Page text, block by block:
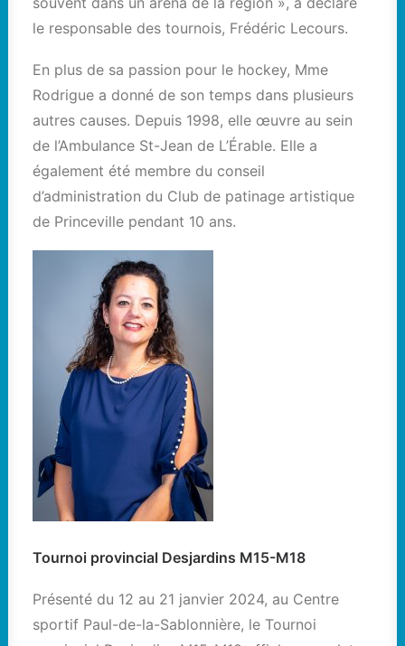
le responsable des tournois, Frédéric Lecours.
En plus de sa passion pour le hockey, Mme
Rodrigue a donné de son temps dans plusieurs
autres causes. Depuis 1998, elle œuvre au sein
de l’Ambulance St-Jean de L’Érable. Elle a
également été membre du conseil
d’administration du Club de patinage artistique
de Princeville pendant 10 ans.
Tournoi provincial Desjardins M15-M18
Présenté du 12 au 21 janvier 2024, au Centre
sportif Paul-de-la-Sablonnière, le Tournoi